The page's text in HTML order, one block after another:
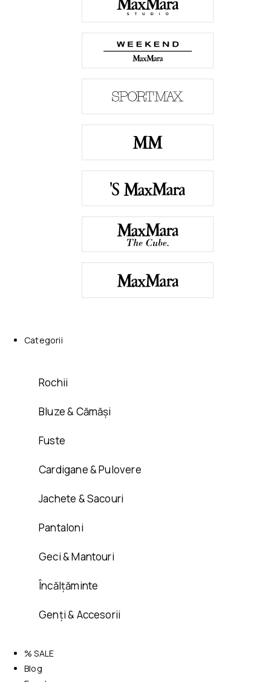
Categorii
Rochii
Bluze & Cămăși
Fuste
Cardigane & Pulovere
Jachete & Sacouri
Pantaloni
Geci & Mantouri
Încălțăminte
Genți & Accesorii
% SALE
Blog